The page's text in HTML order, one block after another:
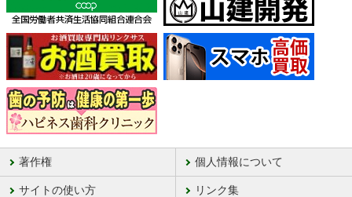
著作権 個人情報について
サイトの使い方 リンク集